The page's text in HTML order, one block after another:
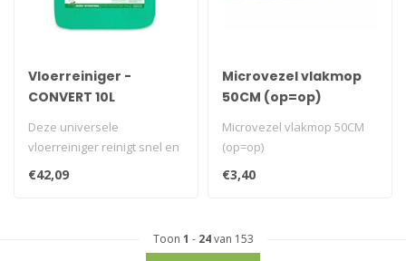
Vloerreiniger -
CONVERT 10L
Deze universele
vloerreiniger reinigt snel en
grondig. Laat na het
€42,09
Microvezel vlakmop
50CM (op=op)
Microvezel vlakmop 50CM
(op=op)
€3,40
Toon 1 - 24van 153